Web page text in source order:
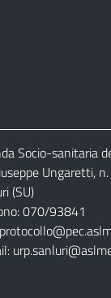
Socio-sanitaria
Ungaretti,
(SU)
070/93841